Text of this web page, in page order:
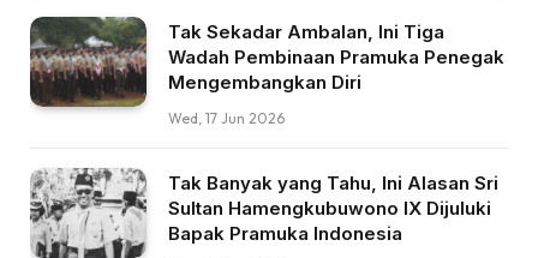
Tak Sekadar Ambalan, Ini Tiga
Wadah Pembinaan Pramuka Penegak
Mengembangkan Diri
Wed, 17 Jun 2026
Tak Banyak yang Tahu, Ini Alasan Sri
Sultan Hamengkubuwono IX Dijuluki
Bapak Pramuka Indonesia